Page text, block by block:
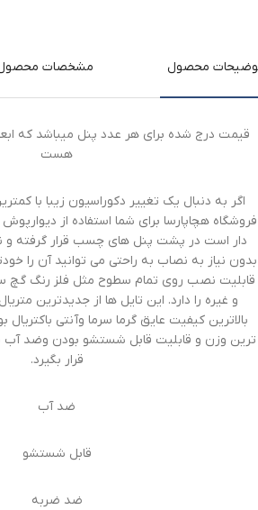
محصول مشخصات
هست
اگر به دنبال یک تغییر دکوراسیون زیبا با
فروشگاه هچاپارسا برای شما استفاده از
دار است در پشت پنل های چسب قرار گرفته و
بدون نیاز به نصاب به راحتی می توانید آن را
قابلیت نصب روی تمام سطوح مثل فلز رنگ گچ
و غیره را دارد. این تایل ها از جدیدترین
بالاترین کیفیت عایق گرما سرما وآنتی
ترین وزن و قابلیت قابل شستشو بودن وضد آب
قرار بگیرد.
ضد آب
قابل شستشو
ضد ضربه